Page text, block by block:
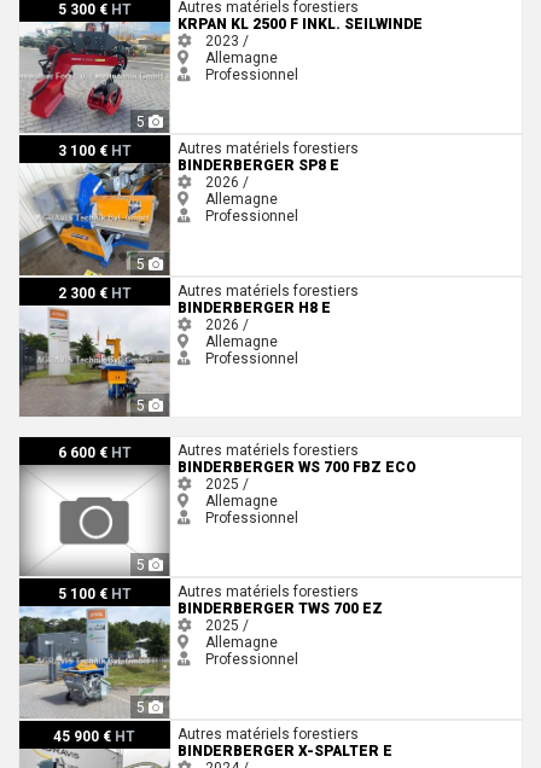
5 300 € HT
5
Autres matériels forestiers
KRPAN KL 2500 F INKL. SEILWINDE
2023 /
Allemagne
Professionnel
3 100 € HT
5
Binderberger SP8 E
Autres matériels forestiers
BINDERBERGER SP8 E
2026 /
Allemagne
Professionnel
2 300 € HT
5
Binderberger H8 E
Autres matériels forestiers
BINDERBERGER H8 E
2026 /
Allemagne
Professionnel
6 600 € HT
5
Binderberger WS 700 FBZ ECOAutres matériels forestiers
BINDERBERGER WS 700 FBZ ECO
2025 /
Allemagne
Professionnel
5 100 € HT
5
Binderberger TWS 700 EZAutres matériels forestiers
BINDERBERGER TWS 700 EZ
2025 /
Allemagne
Professionnel
45 900 € HT
Binderberger X-SPALTER EAutres matériels forestiers
BINDERBERGER X-SPALTER E